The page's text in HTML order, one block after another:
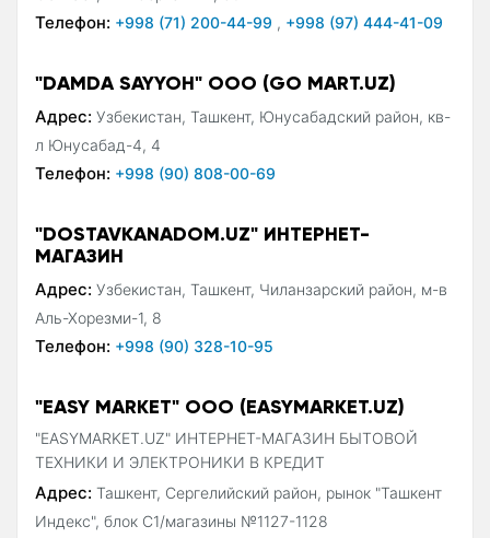
Телефон: +998 (71) 200-44-99 , +998 (97) 444-41-09
"DAMDA SAYYOH" ООО (GO MART.UZ)
Адрес: Узбекистан, Ташкент, Юнусабадский район, кв-
л Юнусабад-4, 4
Телефон: +998 (90) 808-00-69
"DOSTAVKANADOM.UZ" ИНТЕРНЕТ-
МАГАЗИН
Адрес: Узбекистан, Ташкент, Чиланзарский район, м-в
Аль-Хорезми-1, 8
Телефон: +998 (90) 328-10-95
"EASY MARKET" OOO (EASYMARKET.UZ)
"EASYMARKET.UZ" ИНТЕРНЕТ-МАГАЗИН БЫТОВОЙ
ТЕХНИКИ И ЭЛЕКТРОНИКИ В КРЕДИТ
Адрес: Ташкент, Сергелийский район, рынок "Ташкент
Индекс", блок С1/магазины №1127-1128